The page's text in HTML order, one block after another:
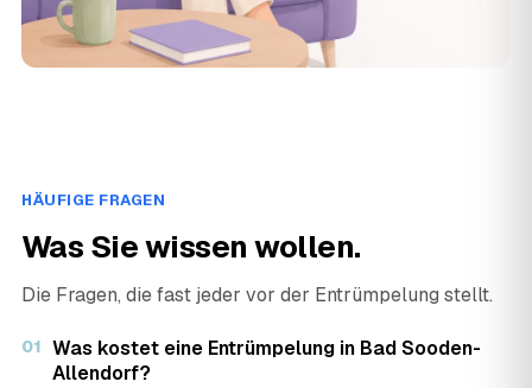
HÄUFIGE FRAGEN
Was Sie wissen wollen.
Die Fragen, die fast jeder vor der Entrümpelung stellt.
01 Was kostet eine Entrümpelung in Bad Sooden-
Allendorf?